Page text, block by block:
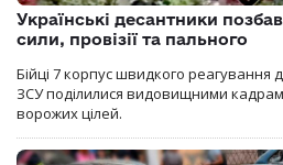
Українські десантники
сили, провізії та пального
Бійці 7 корпус швидкого реагування
ЗСУ поділилися видовищними
ворожих цілей.